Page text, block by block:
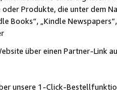
Produkte, die unter dem
Books“, „Kindle
über einen Partner-Link
unsere 1-Click-